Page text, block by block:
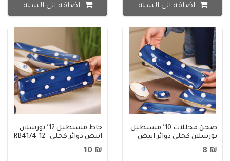
اضافة الي السلة اضافة الي السلة
صحن مخللات 10" مستطيل
بورسلان كحلي دوائر ابيض
RP3481-10-FEJ-H141A
₪ 8
جاط مستطيل 12" بورسلان
ابيض دوائر كحلي RB4174-12-
FEJ-H141B
₪ 10